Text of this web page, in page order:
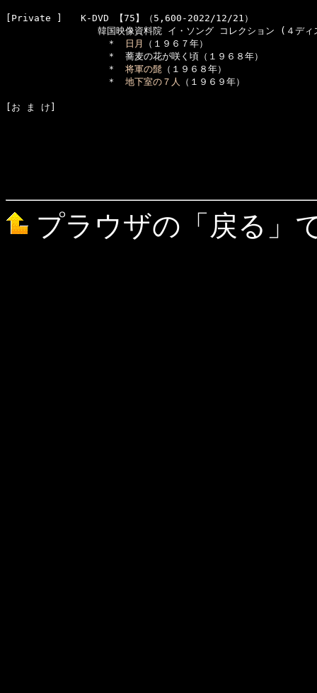
[Private ]　　K-DVD 【75】（5,600-2022/12/21）
韓国映像資料院 イ・ソング コレクション (４ディス
＊
日月
（１９６７年）
＊　蕎麦の花が咲く頃（１９６８年）
＊ 将軍の髭 （１９６８年）
＊ 地下室の７人
[お ま け]
プラウザの「戻る」